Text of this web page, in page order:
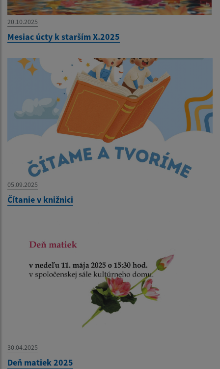
20.10.2025
Mesiac úcty k starším X.2025
05.09.2025
Čítanie v knižnici
30.04.2025
Deň matiek 2025